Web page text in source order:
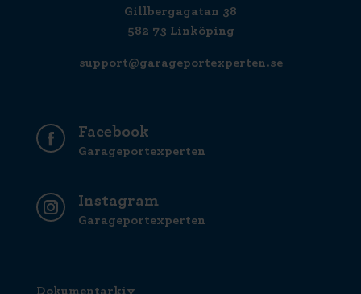
Gillbergagatan 38
582 73 Linköping
support@garageportexperten.se
Facebook
Garageportexperten
Instagram
Garageportexperten
Dokumentarkiv